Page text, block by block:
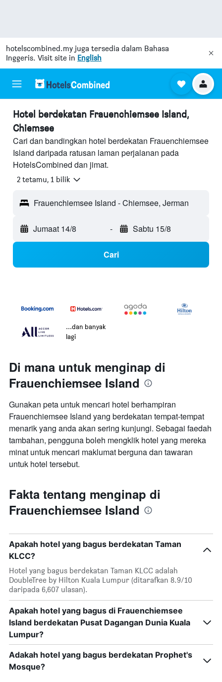
hotelscombined.my juga tersedia dalam Bahasa
Inggeris. Visit site in English
Hotel berdekatan Frauenchiemsee Island,
Chiemsee
Cari dan bandingkan hotel berdekatan Frauenchiemsee
Island daripada ratusan laman perjalanan pada
HotelsCombined dan jimat.
2 tetamu, 1 bilik
Frauenchiemsee Island - Chiemsee, Jerman
Jumaat 14/8 - Sabtu 15/8
Cari
...dan banyak
lagi
Di mana untuk menginap di
Frauenchiemsee Island
Gunakan peta untuk mencari hotel berhampiran
Frauenchiemsee Island yang berdekatan tempat-tempat
menarik yang anda akan sering kunjungi. Sebagai faedah
tambahan, pengguna boleh mengklik hotel yang mereka
minat untuk mencari maklumat berguna dan tawaran
untuk hotel tersebut.
Fakta tentang menginap di
Frauenchiemsee Island
Apakah hotel yang bagus berdekatan Taman
KLCC?
Hotel yang bagus berdekatan Taman KLCC adalah
DoubleTree by Hilton Kuala Lumpur (ditarafkan 8.9/10
daripada 6,607 ulasan).
Apakah hotel yang bagus di Frauenchiemsee
Island berdekatan Pusat Dagangan Dunia Kuala
Lumpur?
Adakah hotel yang bagus berdekatan Prophet's
Mosque?